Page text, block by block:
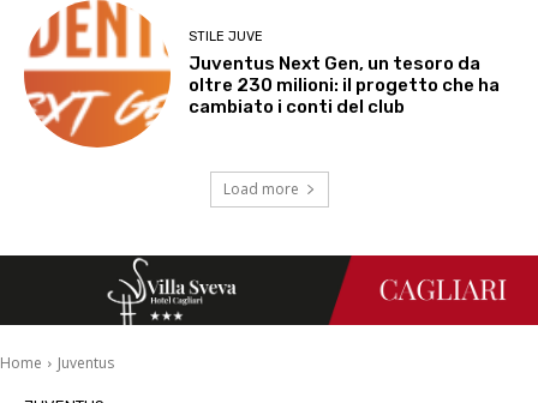
STILE JUVE
Juventus Next Gen, un tesoro da
oltre 230 milioni: il progetto che ha
cambiato i conti del club
Load more